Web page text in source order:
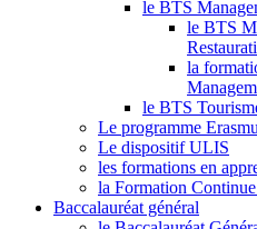
le BTS
le BTS
la
le BTS
Le programme
Le dispositif ULIS
les formations en
la Formation
Baccalauréat général